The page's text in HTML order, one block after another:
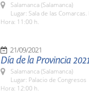
Salamanca (Salamanca)
Lugar: Sala de las
Hora: 11:00 h.
21/09/2021
Día de la Provincia
Salamanca (Salamanca)
Lugar: Palacio de Congresos
Hora: 12:00 h.